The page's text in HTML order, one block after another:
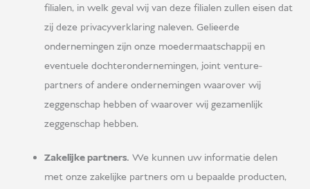
filialen, in welk geval wij van deze filialen zullen eisen dat
zij deze privacyverklaring naleven. Gelieerde
ondernemingen zijn onze moedermaatschappij en
eventuele dochterondernemingen, joint venture-
partners of andere ondernemingen waarover wij
zeggenschap hebben of waarover wij gezamenlijk
zeggenschap hebben.
Zakelijke partners. We kunnen uw informatie delen
met onze zakelijke partners om u bepaalde producten,